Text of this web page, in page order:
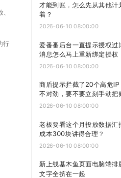
行
才能到账，怎么先从其他计
着？
2026-06-10 08:00:00
爱番番后台一直提示授权过
消息怎么马上重新绑定授权
2026-06-10 08:00:00
商盾提示拦截了20个高危IP
不对劲，要不要立刻手动把
2026-06-10 08:00:00
老板要看这个月投放数据汇
成本300块讲得合理？
2026-06-10 08:00:00
新上线基木鱼页面电脑端排
文字全挤在一起